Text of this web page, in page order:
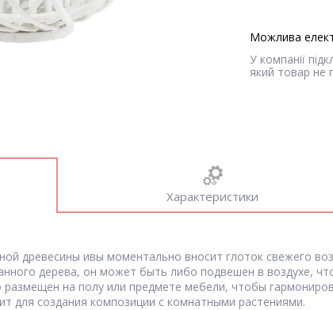
У компанії
який товар не
Характеристики
древесины ивы моментально вносит глоток свежего
дерева, он может быть либо подвешен в воздухе,
на полу или предмете мебели, чтобы
для создания композиции с комнатными растениями.